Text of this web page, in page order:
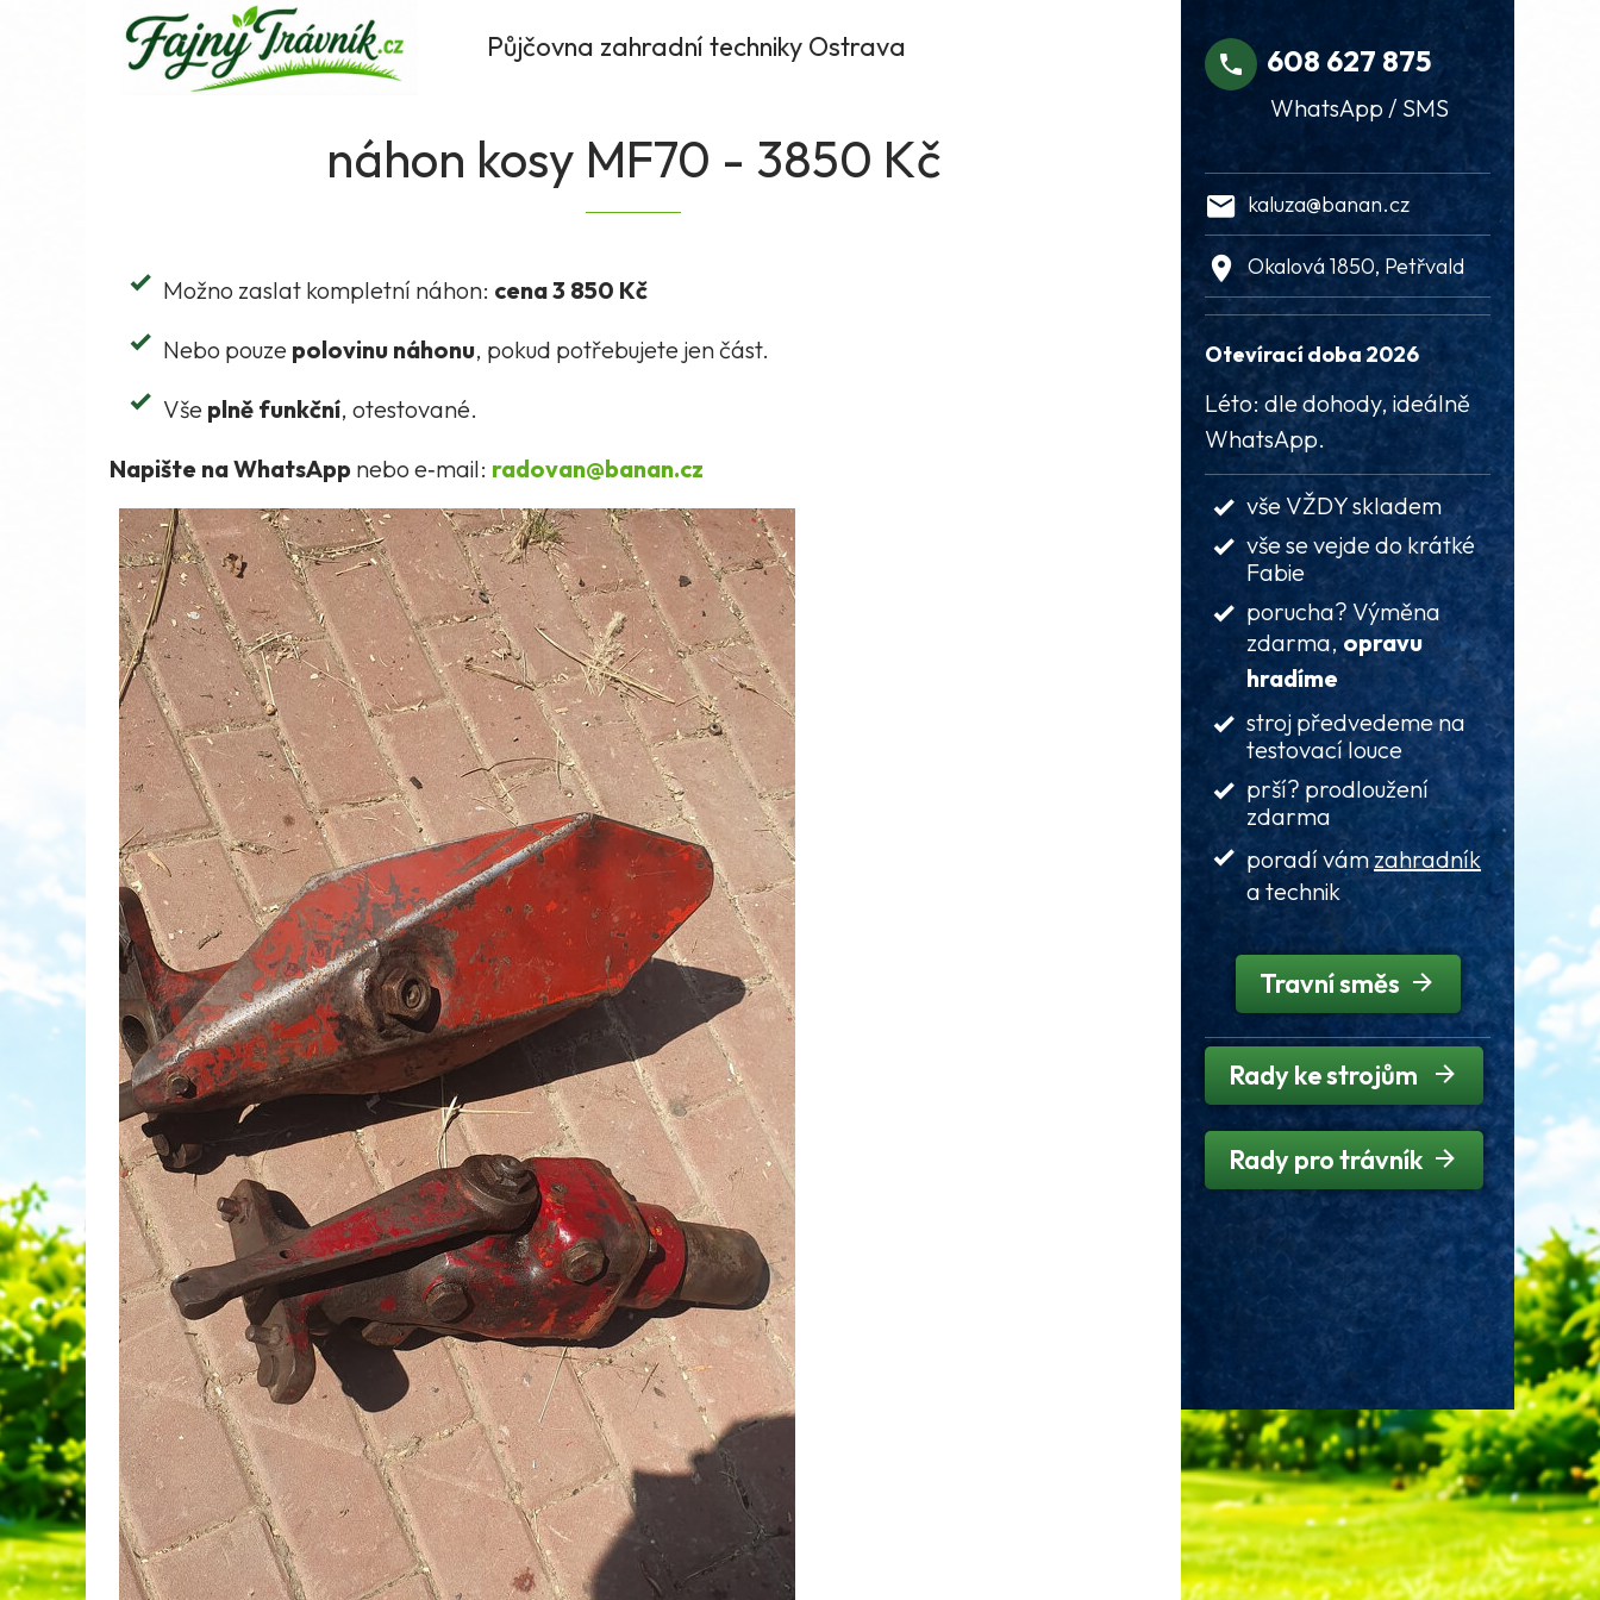
Fajnytravnik.cz Půjčovna zahradní techniky Ostrava 608 627 875
WhatsApp / SMS
kaluza@banan.cz
Okalová 1850, Petřvald
Otevírací doba 2026
Léto: dle dohody, ideálně
WhatsApp.
vše VŽDY skladem
vše se vejde do krátké
Fabie
porucha? Výměna
zdarma, opravu
hradíme
stroj předvedeme na
testovací louce
prší? prodloužení
zdarma
poradí vámzahradník
a technik
Travní směs
Rady ke strojům
Rady pro trávník
náhon kosy MF70 - 3850 Kč
Možno zaslat kompletní náhon: cena 3 850 Kč
Nebo pouze polovinu náhonu, pokud potřebujete jen část.
Vše plně funkční, otestované.
Napište na WhatsApp nebo e‑mail: radovan@banan.cz